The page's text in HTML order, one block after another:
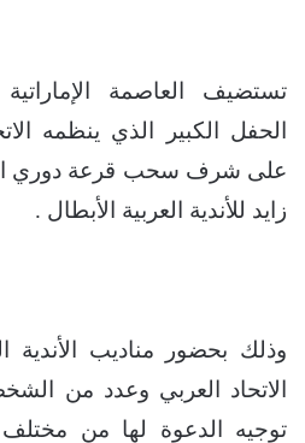
تستضيف العاصمة
الحفل الكبير الذي ينظمه
على شرف سحب قرعة دوري
زايد للأندية العربية الأبطال .
وذلك بحضور مناديب الأندية
الاتحاد العربي وعدد من
توجيه الدعوة لها من مختلف